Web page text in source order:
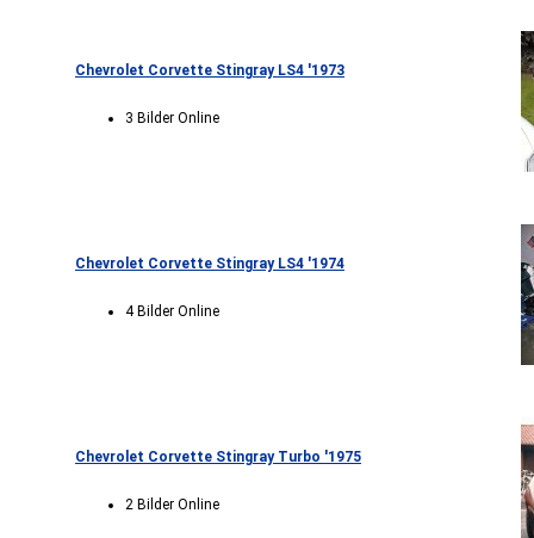
Chevrolet Corvette Stingray LS4 '1973
3 Bilder Online
Chevrolet Corvette Stingray LS4 '1974
4 Bilder Online
Chevrolet Corvette Stingray Turbo '1975
2 Bilder Online